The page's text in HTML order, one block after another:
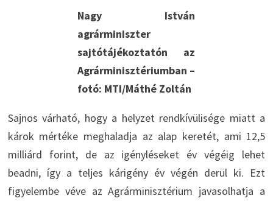
Nagy István
agrárminiszter
sajtótájékoztatón az
Agrárminisztériumban –
fotó: MTI/Máthé Zoltán
Sajnos várható, hogy a helyzet rendkívülisége miatt a
károk mértéke meghaladja az alap keretét, ami 12,5
milliárd forint, de az igényléseket év végéig lehet
beadni, így a teljes kárigény év végén derül ki. Ezt
figyelembe véve az Agrárminisztérium javasolhatja a